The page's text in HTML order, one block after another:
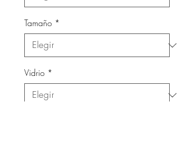
Tamaño *
Vidrio *